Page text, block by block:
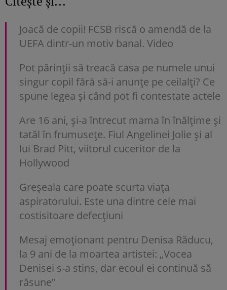
Joacă de copii! FCSB riscă o amendă de la
UEFA dintr-un motiv banal. Video
Pot părinții să treacă casa pe numele unui
singur copil fără să-i anunțe pe ceilalți? Ce
spune legea și când pot fi contestate actele
Are 16 ani, și-a întrecut mama în înălțime și
tatăl în frumusețe. Fiul Angelinei Jolie și al
lui Brad Pitt, viitorul cuceritor de la
Hollywood
Greșeala care poate scurta viața
aspiratorului. Este una dintre cele mai
costisitoare defecțiuni
Mesaj emoționant pentru Denisa Răducu,
la 9 ani de la moartea artistei: „Vocea
Denisei s-a stins, dar ecoul ei continuă să
răsune”